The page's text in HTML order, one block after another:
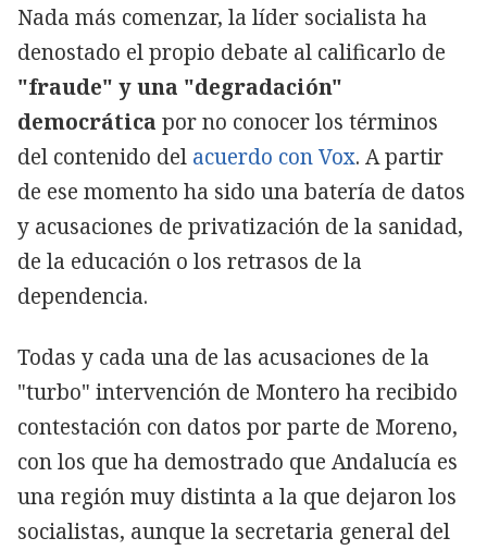
Nada más comenzar, la líder socialista ha
denostado el propio debate al calificarlo de
"fraude" y una "degradación"
democrática por no conocer los términos
del contenido del acuerdo con Vox. A partir
de ese momento ha sido una batería de datos
y acusaciones de privatización de la sanidad,
de la educación o los retrasos de la
dependencia.
Todas y cada una de las acusaciones de la
"turbo" intervención de Montero ha recibido
contestación con datos por parte de Moreno,
con los que ha demostrado que Andalucía es
una región muy distinta a la que dejaron los
socialistas, aunque la secretaria general del